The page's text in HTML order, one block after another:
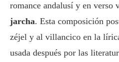
romance andalusí y en verso
jarcha. Esta composición
zéjel y al villancico en la
usada después por las